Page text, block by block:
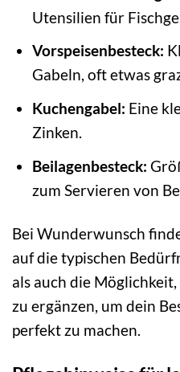
Utensilien für
Vorspeisenbesteck:
Gabeln, oft etwas
Kuchengabel: Eine
Zinken.
Beilagenbesteck:
zum Servieren von
Bei Wunderwunsch
auf die typischen
als auch die
zu ergänzen, um dein
perfekt zu machen.